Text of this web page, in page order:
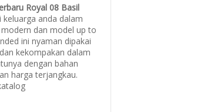
Royal 08 Basil
anda dalam
dan model up to
ini nyaman dipakai
kekompakan dalam
dengan bahan
harga terjangkau.